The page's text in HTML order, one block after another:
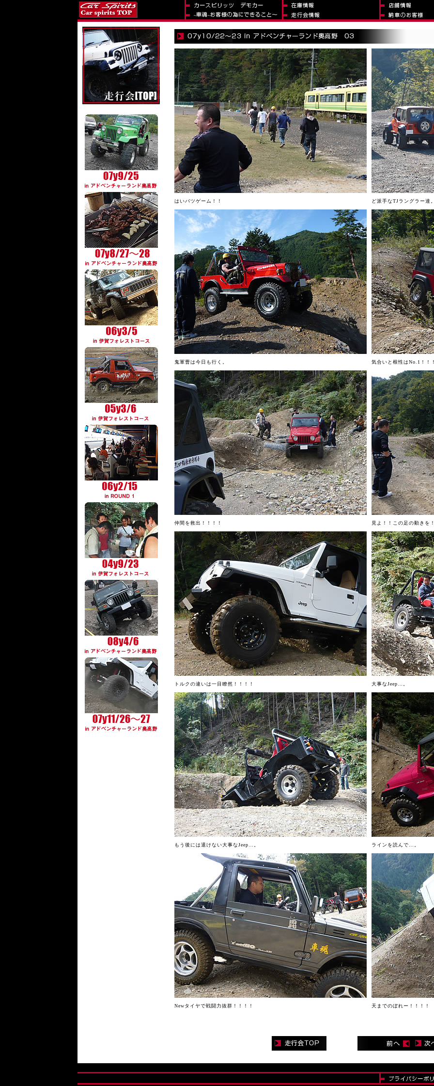
はいバツゲーム！！ ど派手なTJラングラー達
鬼軍曹は今日も行く。 気合いと根性はNo.1！！
仲間を救出！！！！ 見よ！！この足の動きを
トルクの違いは一目瞭然！！！！ 大事なJeep…。
もう後には退けない大事なJeep…。 ラインを読んで…。
Newタイヤで戦闘力抜群！！！！ 天までのぼれー！！！！